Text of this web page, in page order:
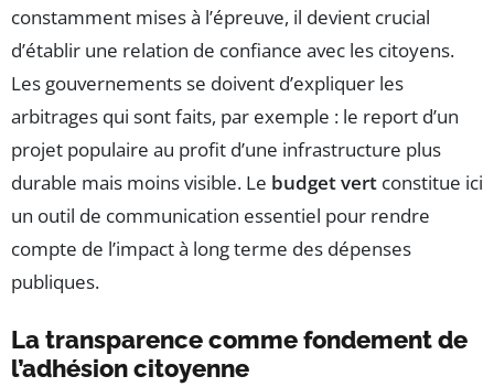
constamment mises à l’épreuve, il devient crucial
d’établir une relation de confiance avec les citoyens.
Les gouvernements se doivent d’expliquer les
arbitrages qui sont faits, par exemple : le report d’un
projet populaire au profit d’une infrastructure plus
durable mais moins visible. Le budget vert constitue ici
un outil de communication essentiel pour rendre
compte de l’impact à long terme des dépenses
publiques.
La transparence comme fondement de
l’adhésion citoyenne